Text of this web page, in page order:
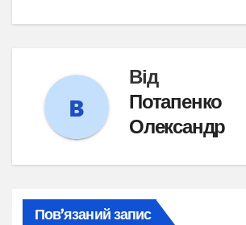
Від
Потапенко
Олександр
Пов’язаний запис